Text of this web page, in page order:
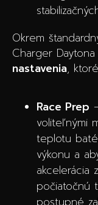
Okrem
Charger
nastavenia,
Race Prep
voliteľnými
teplotu
výkonu a
akcelerácia
počiatočnú
postupné